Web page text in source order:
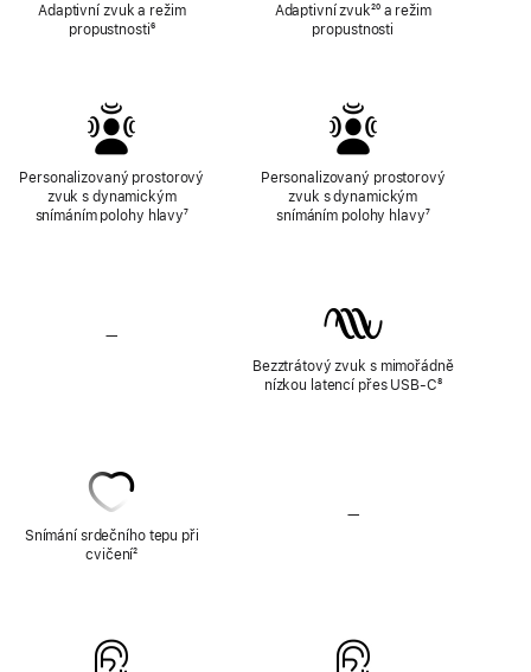
Adaptivní zvuk a režim
propustnostiPoznámka
⁶
Personalizovaný prostorový
zvuk s dynamickým
snímáním polohy hlavyPoznámka
⁷
—
Snímání srdečního tepu při
cvičeníPoznámka
²
Adaptivní zvukPoznámka
²⁰ a režim
propustnosti
Personalizovaný prostorový
zvuk s dynamickým
snímáním polohy hlavyPoznámka
⁷
Bezztrátový zvuk s mimořádně
nízkou latencí přes USB-CPoznámka
⁸
—Nepodporují